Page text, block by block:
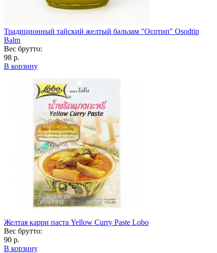
Традиционный тайский желтый бальзам "Осотип" Osodtip
Balm
Вес брутто:
98 р.
В корзину
Желтая карри паста Yellow Curry Paste Lobo
Вес брутто:
90 р.
В корзину